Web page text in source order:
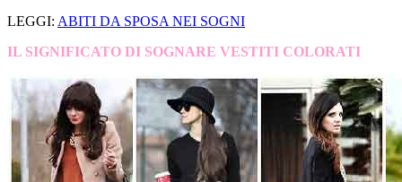
LEGGI: ABITI DA SPOSA NEI SOGNI
IL SIGNIFICATO DI SOGNARE VESTITI COLORATI